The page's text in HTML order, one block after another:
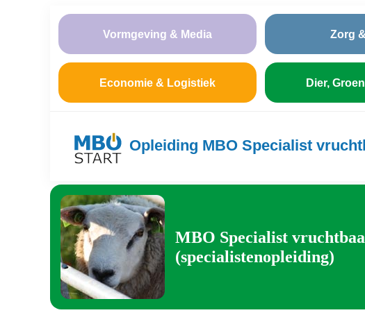
Vormgeving & Media Zorg
Economie & Logistiek Dier,
Opleiding MBO Specialist
MBO Specialist
(specialistenopleiding)